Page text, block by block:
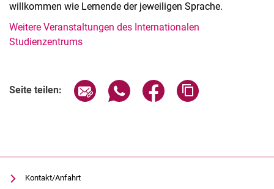
willkommen wie Lernende der jeweiligen Sprache.
Weitere Veranstaltungen des Internationalen
Studienzentrums
Seite teilen: Seite über E-Mail teilen
Seite über WhatsApp teilen
Seite über Facebook
Kontakt/Anfahrt